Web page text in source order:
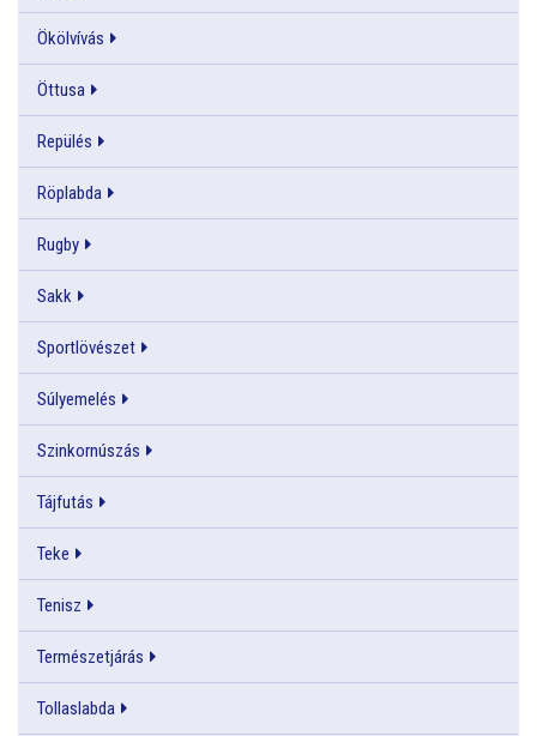
Ökölvívás
Öttusa
Repülés
Röplabda
Rugby
Sakk
Sportlövészet
Súlyemelés
Szinkornúszás
Tájfutás
Teke
Tenisz
Természetjárás
Tollaslabda